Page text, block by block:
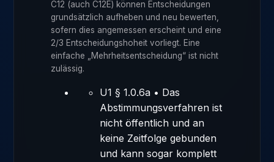
C12 (auch C12E) können Entscheidungen
grundsätzlich aufheben und neu bewerten,
sofern dies angemessen erscheint und eine
2/3 Entscheidungshoheit vorliegt. Eine
einfache „Mehrheitsentscheidung“ ist nicht
zulässig.
U1 § 1.0.6a • Das
Abstimmungsverfahren ist
nicht öffentlich und an
keine Zeitfolge gebunden
und kann sogar komplett